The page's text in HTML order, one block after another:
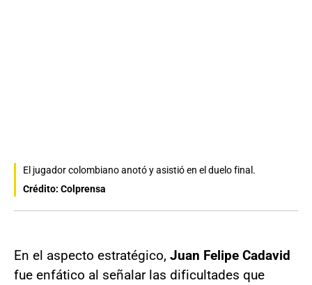
El jugador colombiano anotó y asistió en el duelo final.
Crédito: Colprensa
En el aspecto estratégico, Juan Felipe Cadavid
fue enfático al señalar las dificultades que